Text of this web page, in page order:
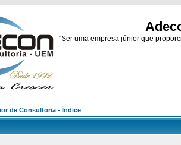
"Ser uma empresa júnior que
de Consultoria - Índice